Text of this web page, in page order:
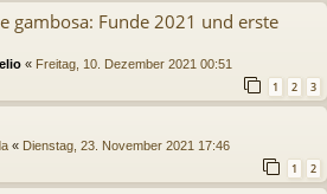
gambosa: Funde 2021 und erste
« Freitag, 10. Dezember 2021 00:51
1 2 3
« Dienstag, 23. November 2021 17:46
1 2